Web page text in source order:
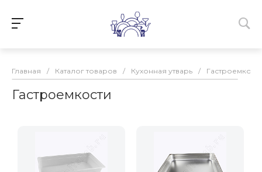
Главная / Каталог товаров / Кухонная утварь /
Гастроемкости